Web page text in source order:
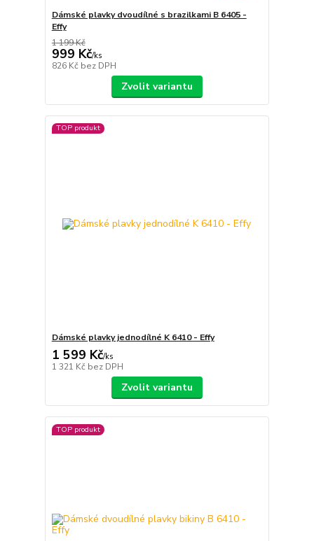
Dámské plavky dvoudílné s brazilkami B 6405 -
Effy
1 199 Kč
999 Kč/ks
826 Kč bez DPH
Zvolit variantu
TOP produkt
Dámské plavky jednodílné K 6410 - Effy
1 599 Kč/ks
1 321 Kč bez DPH
Zvolit variantu
TOP produkt